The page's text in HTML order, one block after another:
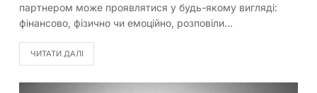
партнером може проявлятися у будь-якому вигляді:
фінансово, фізично чи емоційно, розповіли…
ЧИТАТИ ДАЛІ